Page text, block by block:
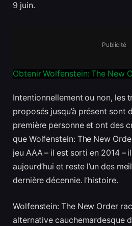
9 juin.
Publicité
Obtenir Wolfenstein: The New
Intentionnellement ou non, les
proposés jusqu’à présent sont
première personne et ont des
que Wolfenstein: The New
jeu AAA – il est sorti en 2014 –
aujourd’hui et reste l’un des
dernière décennie. l’histoire.
Wolfenstein: The New Order
alternative cauchemardesque